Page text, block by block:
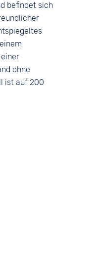
befindet sich
ohne
ist auf 200